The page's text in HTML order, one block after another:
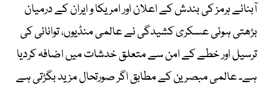
آبنائے ہرمز کی بندش کے اعلان اور امریکا و ایران کے درمیان
بڑھتی ہوئی عسکری کشیدگی نے عالمی منڈیوں، توانائی کی
ترسیل اور خطے کے امن سے متعلق خدشات میں اضافہ کردیا
ہے۔ عالمی مبصرین کے مطابق اگر صورتحال مزید بگڑتی ہے